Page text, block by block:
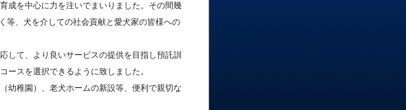
成を中心に力を注いでまいりました。その間幾
等、犬を介しての社会貢献と愛犬家の皆様への
して、より良いサービスの提供を目指し預託訓
ースを選択できるように致しました。
幼稚園）、老犬ホームの新設等、便利で親切な